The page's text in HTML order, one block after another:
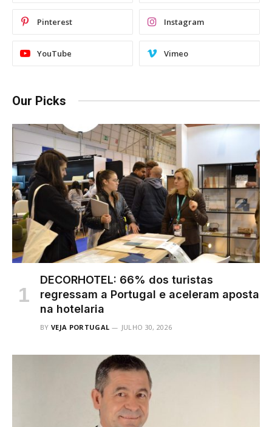
Pinterest Instagram
YouTube Vimeo
Our Picks
DECORHOTEL: 66% dos turistas
regressam a Portugal e aceleram aposta
na hotelaria
BY VEJA PORTUGAL JULHO 30, 2026